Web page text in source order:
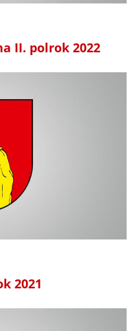
II. polrok 2022
2021